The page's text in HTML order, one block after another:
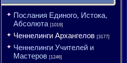
Послания Единого, Истока,
Абсолюта [1019]
Ченнелинги Архангелов [3177]
Ченнелинги Учителей и
Мастеров [1246]